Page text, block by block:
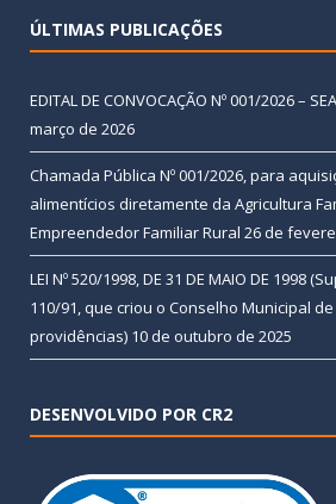
ÚLTIMAS PUBLICAÇÕES
EDITAL DE CONVOCAÇÃO Nº 001/2026 –
março de 2026
Chamada Pública Nº 001/2026, para
alimentícios diretamente da Agricultura
Empreendedor Familiar Rural 26 de
LEI Nº 520/1998, DE 31 DE MAIO DE 1998
110/91, que criou o Conselho Municipal
providências) 10 de outubro de 2025
DESENVOLVIDO POR CR2